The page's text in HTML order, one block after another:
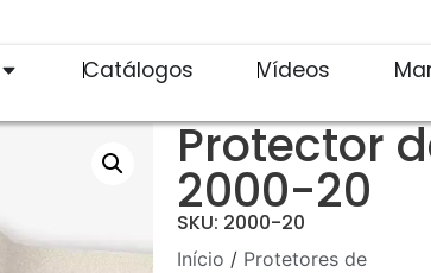
Catálogos Vídeos
Protector
2000-20
SKU: 2000-20
Início / Protetores de